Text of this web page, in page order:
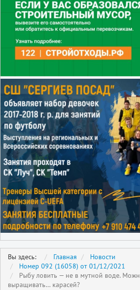
Вы здесь: Главная
Новости
Номер 092 (16058) от 01/12/2021
Рыбу ловить — не в мутной воде.
выращивать… карасей?